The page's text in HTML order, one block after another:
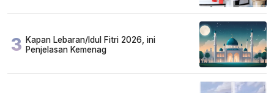
3 Kapan Lebaran/Idul Fitri 2026, ini
Penjelasan Kemenag